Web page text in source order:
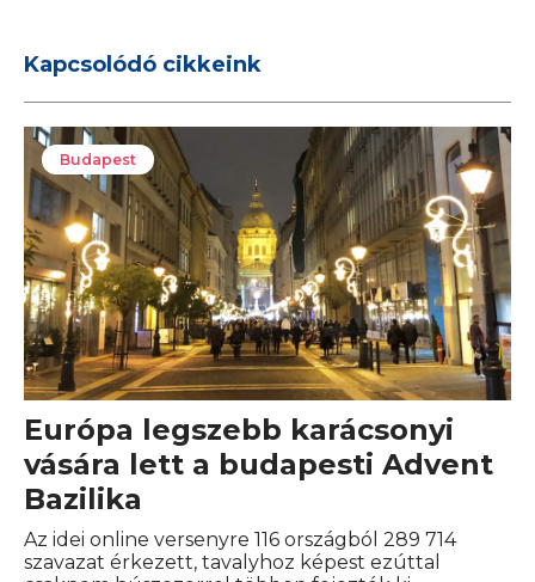
Kapcsolódó cikkeink
Budapest
Európa legszebb karácsonyi
vására lett a budapesti Advent
Bazilika
Az idei online versenyre 116 országból 289 714
szavazat érkezett, tavalyhoz képest ezúttal